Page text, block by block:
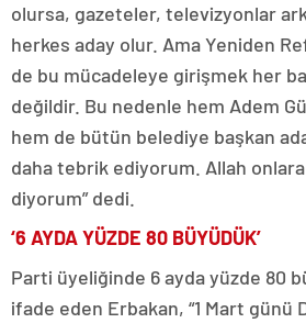
olursa, gazeteler, televizyonlar
herkes aday olur. Ama Yeniden
de bu mücadeleye girişmek her
değildir. Bu nedenle hem Adem
hem de bütün belediye başkan
daha tebrik ediyorum. Allah
diyorum” dedi.
‘6 AYDA YÜZDE 80 BÜYÜDÜK’
Parti üyeliğinde 6 ayda yüzde 80
ifade eden Erbakan, “1 Mart günü